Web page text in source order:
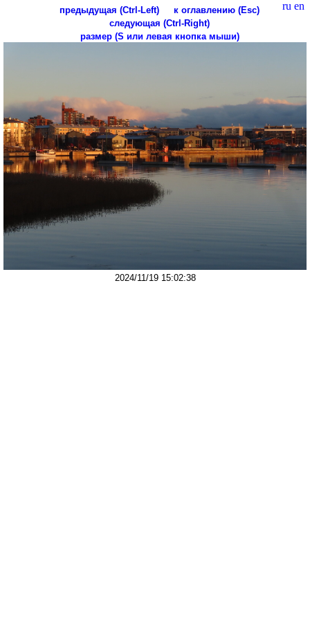
ru en
предыдущая (Ctrl-Left)
к оглавлению (Esc)
следующая (Ctrl-Right)
размер (S или левая кнопка мыши)
2024/11/19 15:02:38